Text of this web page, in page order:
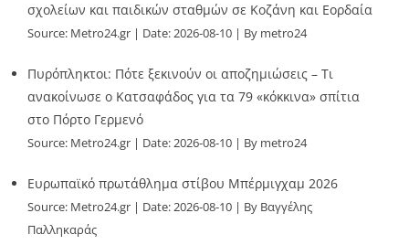
σχολείων και παιδικών σταθμών σε Κοζάνη και Εορδαία
Source: Metro24.gr Date: 2026-08-10 By metro24
Πυρόπληκτοι: Πότε ξεκινούν οι αποζημιώσεις – Τι
ανακοίνωσε ο Κατσαφάδος για τα 79 «κόκκινα» σπίτια
στο Πόρτο Γερμενό
Source: Metro24.gr Date: 2026-08-10 By metro24
Ευρωπαϊκό πρωτάθλημα στίβου Μπέρμιγχαμ 2026
Source: Metro24.gr Date: 2026-08-10
By Βαγγέλης
Παλληκαράς